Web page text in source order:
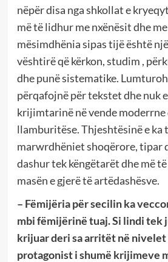
nëpër disa nga shkollat e
më të lidhur me nxënësit dhe
mësimdhënia sipas tijë është
vështirë që kërkon, studim ,
dhe punë sistematike.
përqafojnë për tekstet dhe nuk
krijimtarinë në vende moderrne
llamburitëse. Thjeshtësinë e ka
marwrdhëniet shoqërore, tipar
dashur tek këngëtarët dhe më
masën e gjerë të artëdashësve.
– Fëmijëria për secilin ka
mbi fëmijërinë tuaj. Si lindi tek
krijuar deri sa arritët në nivelet
protagonist i shumë krijimeve